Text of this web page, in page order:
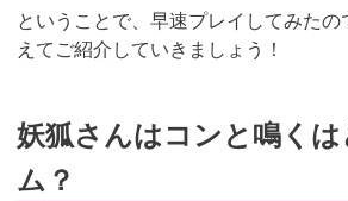
ということで、早速プレイしてみた
えてご紹介していきましょう！
妖狐さんはコンと鳴く
ム？